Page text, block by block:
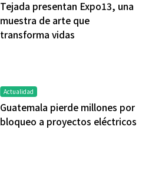
Tejada presentan Expo13, una
muestra de arte que
transforma vidas
Actualidad
Guatemala pierde millones por
bloqueo a proyectos eléctricos